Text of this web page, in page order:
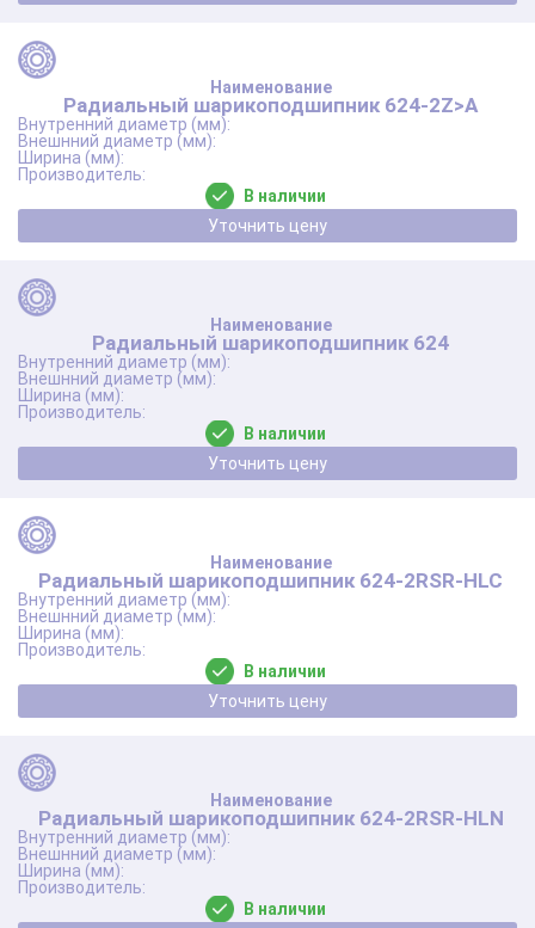
Радиальный шарикоподшипник 624-2Z>A
В наличии
Уточнить цену
Радиальный шарикоподшипник 624
В наличии
Уточнить цену
Радиальный шарикоподшипник 624-2RSR-HLC
В наличии
Уточнить цену
Радиальный шарикоподшипник 624-2RSR-HLN
В наличии